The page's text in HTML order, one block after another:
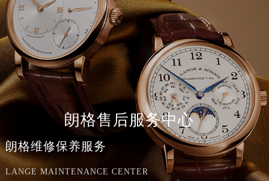
朗格售后服务中心
朗格维修保养服务
LANGE MAINTENANCE CENTER